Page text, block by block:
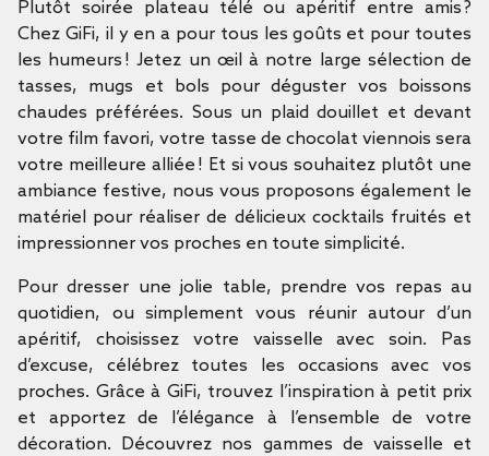
Plutôt soirée plateau télé ou apéritif entre amis ?
Chez GiFi, il y en a pour tous les goûts et pour toutes
les humeurs ! Jetez un œil à notre large sélection de
tasses, mugs et bols pour déguster vos boissons
chaudes préférées. Sous un plaid douillet et devant
votre film favori, votre tasse de chocolat viennois sera
votre meilleure alliée ! Et si vous souhaitez plutôt une
ambiance festive, nous vous proposons également le
matériel pour réaliser de délicieux cocktails fruités et
impressionner vos proches en toute simplicité.
Pour dresser une jolie table, prendre vos repas au
quotidien, ou simplement vous réunir autour d’un
apéritif, choisissez votre vaisselle avec soin. Pas
d’excuse, célébrez toutes les occasions avec vos
proches. Grâce à GiFi, trouvez l’inspiration à petit prix
et apportez de l’élégance à l’ensemble de votre
décoration. Découvrez nos gammes de vaisselle et